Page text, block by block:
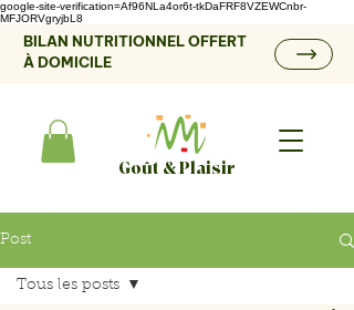
google-site-verification=Af96NLa4or6t-tkDaFRF8VZEWCnbr-
MFJORVgryjbL8
BILAN NUTRITIONNEL OFFERT
À DOMICILE
Goût & Plaisir
Post
Tous les posts